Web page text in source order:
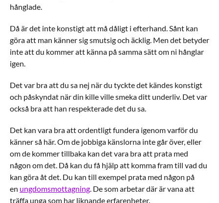
hånglade.
Då är det inte konstigt att må dåligt i efterhand. Sånt kan
göra att man känner sig smutsig och äcklig. Men det betyder
inte att du kommer att känna på samma sätt om ni hånglar
igen.
Det var bra att du sa nej när du tyckte det kändes konstigt
och påskyndat när din kille ville smeka ditt underliv. Det var
också bra att han respekterade det du sa.
Det kan vara bra att ordentligt fundera igenom varför du
känner så här. Om de jobbiga känslorna inte går över, eller
om de kommer tillbaka kan det vara bra att prata med
någon om det. Då kan du få hjälp att komma fram till vad du
kan göra åt det. Du kan till exempel prata med någon på
en ungdomsmottagning. De som arbetar där är vana att
träffa unga som har liknande erfarenheter.